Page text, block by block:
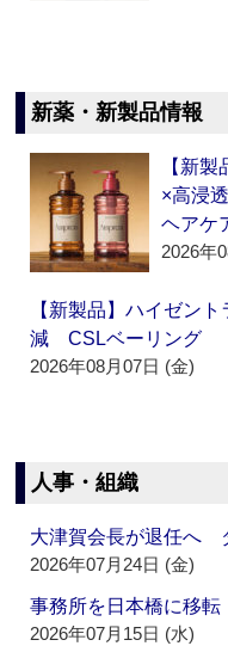
新薬・新製品情報
【新
×高浸
ヘアケ
2026年
【新製品】ハイゼン
減 CSLベーリング
2026年08月07日 (金)
人事・組織
大津賀会長が退任へ
2026年07月24日 (金)
事務所を日本橋に移
2026年07月15日 (水)